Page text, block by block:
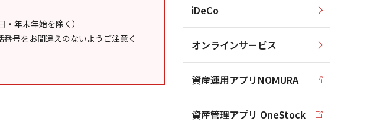
年末年始を除く）
番号をお間違えのないようご注意く
iDeCo
オンラインサービス
資産運用アプリNOMURA
資産管理アプリ OneStock